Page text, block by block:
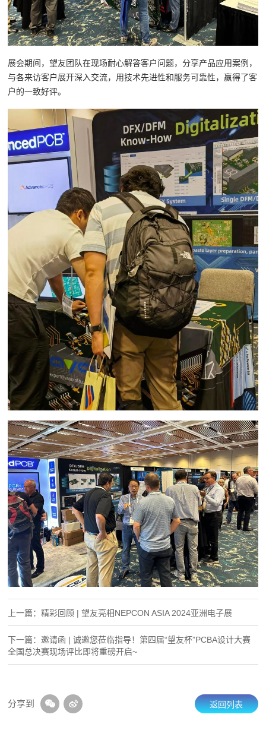
展会期间，望友团队在现场耐心解答客户问题，分享产品应用案例，
与各来访客户展开深入交流，用技术先进性和服务可靠性，赢得了客
户的一致好评。
上一篇：精彩回顾 | 望友亮相NEPCON ASIA 2024亚洲电子展
下一篇：邀请函 | 诚邀您莅临指导！第四届“望友杯”PCBA设计大赛
全国总决赛现场评比即将重磅开启~
分享到 返回列表